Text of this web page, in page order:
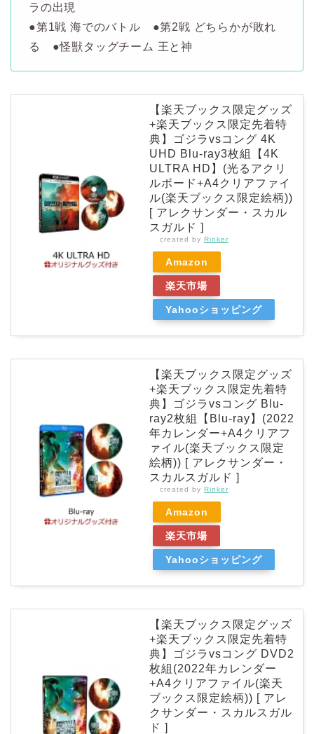
ラの出現
●第1戦 海でのバトル ●第2戦 どちらかが敗れ
る ●怪獣タッグチーム 王と神
【楽天ブックス限定グッズ
+楽天ブックス限定先着特
典】ゴジラvsコング 4K
UHD Blu-ray3枚組【4K
ULTRA HD】(光るアクリ
ルボード+A4クリアファイ
ル(楽天ブックス限定絵柄))
[ アレクサンダー・スカル
スガルド ]
created by Rinker
Amazon
楽天市場
Yahooショッピング
【楽天ブックス限定グッズ
+楽天ブックス限定先着特
典】ゴジラvsコング Blu-
ray2枚組【Blu-ray】(2022
年カレンダー+A4クリアフ
ァイル(楽天ブックス限定
絵柄)) [ アレクサンダー・
スカルスガルド ]
created by Rinker
Amazon
楽天市場
Yahooショッピング
【楽天ブックス限定グッズ
+楽天ブックス限定先着特
典】ゴジラvsコング DVD2
枚組(2022年カレンダー
+A4クリアファイル(楽天
ブックス限定絵柄)) [ アレ
クサンダー・スカルスガル
ド ]